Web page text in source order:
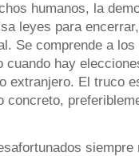
humanos, la
leyes para
Se comprende a
cuando hay
extranjero. El truco
concreto,